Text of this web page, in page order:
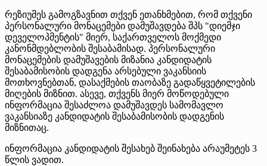
რეზიუმეს გამოგზავნით თქვენ ეთანხმებით, რომ თქვენი
პერსონალური მონაცემები დამუშავდება შპს "დიემჯი
დეველოპმენტის" მიერ, საქართველოს მოქმედი
კანონმდებლობის შესაბამისად. პერსონალური
მონაცემების დამუშავების მიზანია კანდიდატის
შესაბამისობის დადგენა არსებული ვაკანსიის
მოთხოვნებთან, დასაქმების თაობაზე გადაწყვეტილების
მიღების მიზნით. ასევე, თქვენს მიერ მოწოდებული
ინფორმაცია შესაძლოა დამუშავდეს სამომავლო
ვაკანსიაზე კანდიდატის შესაბამისობის დადგენის
მიზნითაც.
ინფორმაცია კანდიდატის შესახებ შეინახება არაუმეტეს 3
წლის ვადით.